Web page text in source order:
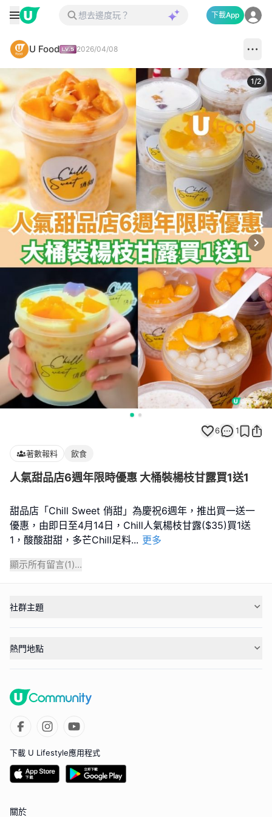
下載App
U Food 2026/04/08
1/2
6 1
著數報料 飲食
人氣甜品店6週年限時優惠 大桶裝楊枝甘露買1送1
甜品店「Chill Sweet 俏甜」為慶祝6週年，推出買一送一
優惠，由即日至4月14日，Chill人氣楊枝甘露($35)買1送
1，酸酸甜甜，多芒Chill足料... 更多
顯示所有留言(1)...
社群主題
熱門地點
下載 U Lifestyle應用程式
關於